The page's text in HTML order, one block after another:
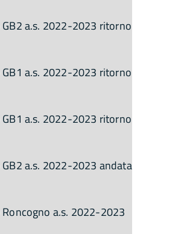
a.s. 2022-2023 ritorno
a.s. 2022-2023 ritorno
a.s. 2022-2023 ritorno
a.s. 2022-2023 andata
a.s. 2022-2023